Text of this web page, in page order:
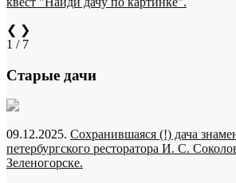
❮ ❯
1 / 7
Старые дачи
09.12.2025. Сохранившаяся (!) дача
петербургского ресторатора И. С.
Зеленогорске.